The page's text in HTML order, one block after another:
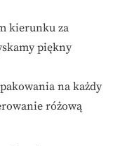
kierunku za
piękny
na każdy
różową